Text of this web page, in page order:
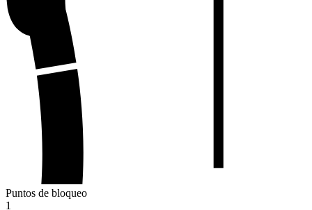
Puntos de bloqueo
1